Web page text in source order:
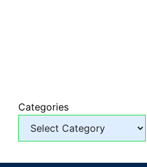
Categories